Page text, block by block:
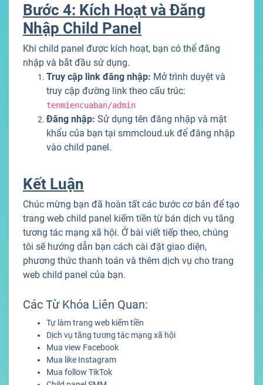
Bước 4: Kích Hoạt và Đăng
Nhập Child Panel
Khi child panel được kích hoạt, bạn có thể đăng
nhập và bắt đầu sử dụng.
Truy cập link đăng nhập: Mở trình duyệt và
truy cập đường link theo cấu trúc:
tenmiencuaban/admin
Đăng nhập: Sử dụng tên đăng nhập và mật
khẩu của bạn tại smmcloud.uk để đăng nhập
vào child panel.
Kết Luận
Chúc mừng bạn đã hoàn tất các bước cơ bản để tạo
trang web child panel kiếm tiền từ bán dịch vụ tăng
tương tác mạng xã hội. Ở bài viết tiếp theo, chúng
tôi sẽ hướng dẫn bạn cách cài đặt giao diện,
phương thức thanh toán và thêm dịch vụ cho trang
web child panel của bạn.
Các Từ Khóa Liên Quan:
Tự làm trang web kiếm tiền
Dịch vụ tăng tương tác mạng xã hội
Mua view Facebook
Mua like Instagram
Mua follow TikTok